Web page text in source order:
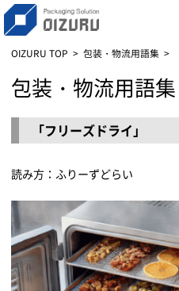
OIZURU TOP 包装・物流用語集
包装・物流用語集
「フリーズドライ」
読み方：ふりーずどらい